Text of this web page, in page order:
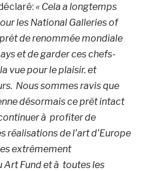
« Cela a longtemps
les National Galleries of
de renommée mondiale
et de garder ces chefs-
vue pour le plaisir. et
Nous sommes ravis que
désormais ce prêt intact
à profiter de
réalisations de l’art d’Europe
extrêmement
Art Fund et à toutes les